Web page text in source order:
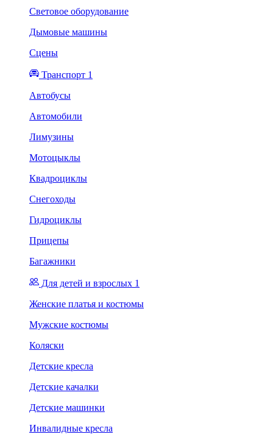
Световое оборудование
Дымовые машины
Сцены
Транспорт 1
Автобусы
Автомобили
Лимузины
Мотоцыклы
Квадроциклы
Снегоходы
Гидроциклы
Прицепы
Багажники
Для детей и взрослых 1
Женские платья и костюмы
Мужские костюмы
Коляски
Детские кресла
Детские качалки
Детские машинки
Инвалидные кресла